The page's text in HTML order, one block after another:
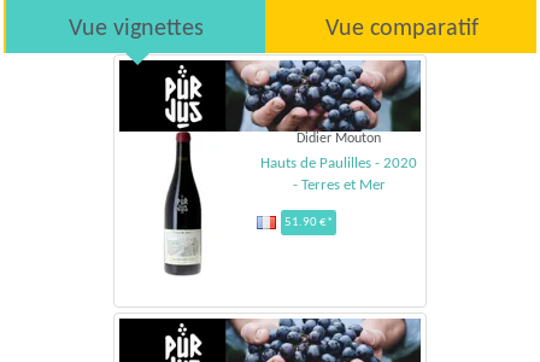
Vue vignettes Vue comparatif
Didier Mouton
Hauts de Paulilles - 2020
- Terres et Mer
51.90 €*